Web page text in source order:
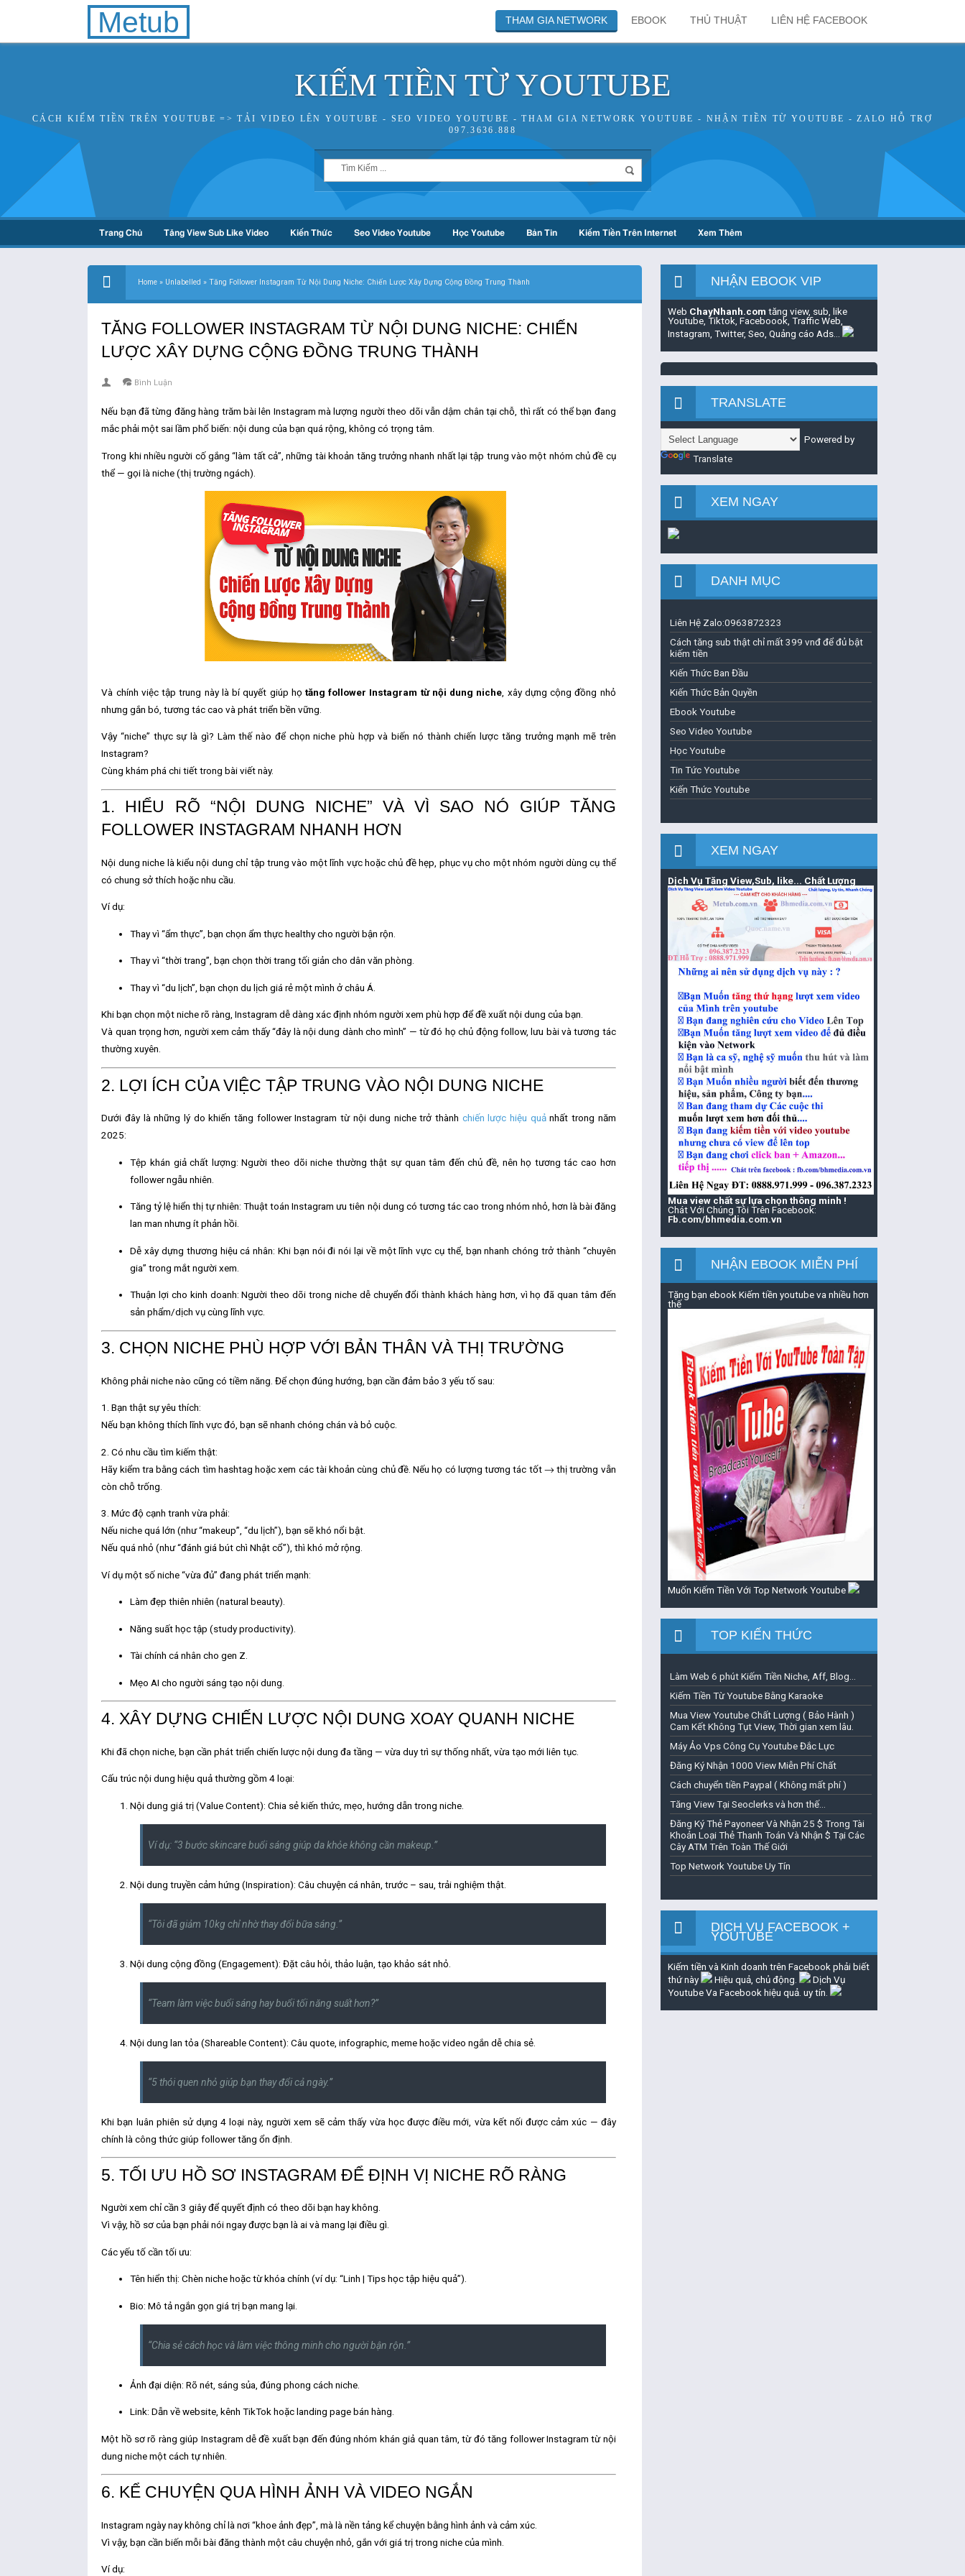
LIÊN HỆ FACEBOOK
THỦ THUẬT
EBOOK
THAM GIA NETWORK
Metub
KIẾM TIỀN TỪ YOUTUBE
CÁCH KIẾM TIỀN TRÊN YOUTUBE => TẢI VIDEO LÊN YOUTUBE - SEO VIDEO YOUTUBE - THAM GIA NETWORK YOUTUBE - NHẬN TIỀN TỪ YOUTUBE - ZALO HỖ TRỢ
097.3636.888
Trang Chủ Tăng View Sub Like Video Kiến Thức Seo Video Youtube Học Youtube Bản Tin Kiếm Tiền Trên Internet Xem Thêm
Home » Unlabelled » Tăng Follower Instagram Từ Nội Dung Niche: Chiến Lược Xây Dựng Cộng Đồng Trung Thành
TĂNG FOLLOWER INSTAGRAM TỪ NỘI DUNG NICHE: CHIẾN
LƯỢC XÂY DỰNG CỘNG ĐỒNG TRUNG THÀNH
Bình Luận
Nếu bạn đã từng đăng hàng trăm bài lên Instagram mà lượng người theo dõi vẫn dậm chân tại chỗ, thì rất có thể bạn đang
mắc phải một sai lầm phổ biến:nội dung của bạn quá rộng, không có trọng tâm.
Trong khi nhiều người cố gắng “làm tất cả”, những tài khoản tăng trưởng nhanh nhất lại tập trung vàomột nhóm chủ đề cụ
thể — gọi là niche (thị trường ngách).
Và chính việc tập trung này là bí quyết giúp họ tăng follower Instagram từ nội dung niche , xây dựng cộng đồng nhỏ
nhưng gắn bó, tương tác cao và phát triển bền vững.
Vậy “niche” thực sự là gì? Làm thế nào để chọn niche phù hợp và biến nó thành chiến lược tăng trưởng mạnh mẽ trên
Instagram?
Cùng khám phá chi tiết trong bài viết này.
1. HIỂU RÕ “NỘI DUNG NICHE” VÀ VÌ SAO NÓ GIÚP TĂNG
FOLLOWER INSTAGRAM NHANH HƠN
Nội dung niche là kiểu nội dung chỉ tập trung vào một lĩnh vực hoặc chủ đề hẹp , phục vụ cho một nhóm người dùng cụ thể
có chung sở thích hoặc nhu cầu.
Ví dụ:
Thay vì “ẩm thực”, bạn chọnẩm thực healthy cho người bận rộn
Thay vì “thời trang”, bạn chọnthời trang tối giản cho dân văn phòng.
Thay vì “du lịch”, bạn chọndu lịch giá rẻ một mình ở châu Á.
Khi bạn chọn một niche rõ ràng, Instagram dễ dàng xác định nhóm người xem phù hợp để đề xuất nội dung của bạn.
Và quan trọng hơn, người xem cảm thấy“đây là nội dung dành cho mình” — từ đó họ chủ động follow, lưu bài và tương tác
thường xuyên.
2. LỢI ÍCH CỦA VIỆC TẬP TRUNG VÀO NỘI DUNG NICHE
Dưới đây là những lý do khiến tăng follower Instagram từ nội dung nichetrở thành chiến lược hiệu quảnhất trong năm
2025:
Tệp khán giả chất lượng: Người theo dõi niche thường thật sự quan tâm đến chủ đề, nên họ tương tác cao hơn
follower ngẫu nhiên.
Tăng tỷ lệ hiển thị tự nhiên: Thuật toán Instagram ưu tiên nội dung có tương tác cao trong nhóm nhỏ, hơn là bài đăng
lan man nhưng ít phản hồi.
Dễ xây dựng thương hiệu cá nhân: Khi bạn nói đi nói lại về một lĩnh vực cụ thể, bạn nhanh chóng trở thành “chuyên
gia” trong mắt người xem.
Thuận lợi cho kinh doanh: Người theo dõi trong niche dễ chuyển đổi thành khách hàng hơn, vì họ đã quan tâm đến
sản phẩm/dịch vụ cùng lĩnh vực.
3. CHỌN NICHE PHÙ HỢP VỚI BẢN THÂN VÀ THỊ TRƯỜNG
Không phải niche nào cũng có tiềm năng. Để chọn đúng hướng, bạn cần đảm bảo3 yếu tố sau:
1. Bạn thật sự yêu thích:
Nếu bạn không thích lĩnh vực đó, bạn sẽ nhanh chóng chán và bỏ cuộc.
2. Có nhu cầu tìm kiếm thật:
Hãy kiểm tra bằng cách tìm hashtag hoặc xem các tài khoản cùng chủ đề. Nếu họ có lượng tương tác tốt → thị trường vẫn
còn chỗ trống.
3. Mức độ cạnh tranh vừa phải:
Nếu niche quá lớn (như “makeup”, “du lịch”), bạn sẽ khó nổi bật.
Nếu quá nhỏ (như “đánh giá bút chì Nhật cổ”), thì khó mở rộng.
Ví dụ một số niche “vừa đủ” đang phát triển mạnh:
Làm đẹp thiên nhiên (natural beauty).
Năng suất học tập (study productivity).
Tài chính cá nhân cho gen Z.
Mẹo AI cho người sáng tạo nội dung.
4. XÂY DỰNG CHIẾN LƯỢC NỘI DUNG XOAY QUANH NICHE
Khi đã chọn niche, bạn cần phát triểnchiến lược nội dung đa tầng — vừa duy trì sự thống nhất, vừa tạo mới liên tục.
Cấu trúc nội dung hiệu quả thường gồm 4 loại:
Nội dung giá trị (Value Content): Chia sẻ kiến thức, mẹo, hướng dẫn trong niche.
Ví dụ: “3 bước skincare buổi sáng giúp da khỏe không cần makeup.”
Nội dung truyền cảm hứng (Inspiration): Câu chuyện cá nhân, trước – sau, trải nghiệm thật.
“Tôi đã giảm 10kg chỉ nhờ thay đổi bữa sáng.”
Nội dung cộng đồng (Engagement): Đặt câu hỏi, thảo luận, tạo khảo sát nhỏ.
“Team làm việc buổi sáng hay buổi tối năng suất hơn?”
Nội dung lan tỏa (Shareable Content): Câu quote, infographic, meme hoặc video ngắn dễ chia sẻ.
“5 thói quen nhỏ giúp bạn thay đổi cả ngày.”
Khi bạn luân phiên sử dụng 4 loại này, người xem sẽ cảm thấy vừa học được điều mới, vừa kết nối được cảm xúc — đây
chính là công thức giúp follower tăng ổn định.
5. TỐI ƯU HỒ SƠ INSTAGRAM ĐỂ ĐỊNH VỊ NICHE RÕ RÀNG
Người xem chỉ cần 3 giây để quyết định có theo dõi bạn hay không.
Vì vậy, hồ sơ của bạn phảinói ngay được bạn là ai và mang lại điều gì.
Các yếu tố cần tối ưu:
Tên hiển thị: Chèn niche hoặc từ khóa chính (ví dụ: “Linh | Tips học tập hiệu quả”).
Bio: Mô tả ngắn gọn giá trị bạn mang lại.
“Chia sẻ cách học và làm việc thông minh cho người bận rộn.”
Ảnh đại diện: Rõ nét, sáng sủa, đúng phong cách niche.
Link: Dẫn về website, kênh TikTok hoặc landing page bán hàng.
Một hồ sơ rõ ràng giúp Instagram dễ đề xuất bạn đến đúng nhóm khán giả quan tâm, từ đótăng follower Instagram từ nội
dung nichemột cách tự nhiên.
6. KỂ CHUYỆN QUA HÌNH ẢNH VÀ VIDEO NGẮN
Instagram ngày nay không chỉ là nơi “khoe ảnh đẹp”, mà là nền tảngkể chuyện bằng hình ảnh và cảm xúc.
Vì vậy, bạn cần biến mỗi bài đăng thành một câu chuyện nhỏ, gắn với giá trị trong niche của mình.
Ví dụ:
NHẬN EBOOK VIP
Web ChayNhanh.com tăng view, sub, like
Youtube, Tiktok, Faceboook, Traffic Web,
Instagram, Twitter, Seo, Quảng cáo Ads...
TRANSLATE
Powered by
Translate
XEM NGAY
DANH MỤC
Liên Hệ Zalo:0963872323
Cách tăng sub thật chỉ mất 399 vnđ để đủ bật
kiếm tiền
Kiến Thức Ban Đầu
Kiến Thức Bản Quyền
Ebook Youtube
Seo Video Youtube
Học Youtube
Tin Tức Youtube
Kiến Thức Youtube
XEM NGAY
Dịch Vụ Tăng View,Sub, like... Chất Lượng
Mua view chất sự lựa chọn thông minh !
Chát Với Chúng Tôi Trên Facebook:
Fb.com/bhmedia.com.vn
NHẬN EBOOK MIỄN PHÍ
Tặng bạn ebook Kiếm tiền youtube va nhiều hơn
thế
Muốn Kiếm Tiền Với Top Network Youtube
TOP KIẾN THỨC
Làm Web 6 phút Kiếm Tiền Niche, Aff, Blog...
Kiếm Tiền Từ Youtube Bằng Karaoke
Mua View Youtube Chất Lượng ( Bảo Hành )
Cam Kết Không Tụt View, Thời gian xem lâu.
Máy Ảo Vps Công Cụ Youtube Đắc Lực
Đăng Ký Nhận 1000 View Miễn Phí Chất
Cách chuyển tiền Paypal ( Không mất phí )
Tăng View Tại Seoclerks và hơn thế...
Đăng Ký Thẻ Payoneer Và Nhận 25 $ Trong Tài
Khoản Loại Thẻ Thanh Toán Và Nhận $ Tại Các
Cây ATM Trên Toàn Thế Giới
Top Network Youtube Uy Tín
DỊCH VỤ FACEBOOK +
YOUTUBE
Kiếm tiền và Kinh doanh trên Facebook phải biết
thứ này
Hiệu quả, chủ động.
Dịch Vụ
Youtube Va Facebook hiệu quả. uy tín.